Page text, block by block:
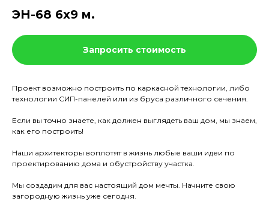
ЭН-68 6х9 м.
Запросить стоимость
Проект возможно построить по каркасной технологии, либо
технологии СИП-панелей или из бруса различного сечения.
Если вы точно знаете, как должен выглядеть ваш дом, мы знаем,
как его построить!
Наши архитекторы воплотят в жизнь любые ваши идеи по
проектированию дома и обустройству участка.
Мы создадим для вас настоящий дом мечты. Начните свою
загородную жизнь уже сегодня.